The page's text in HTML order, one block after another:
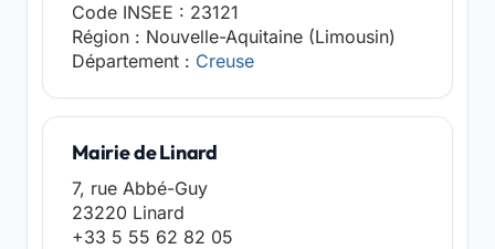
Code INSEE : 23121
Région : Nouvelle-Aquitaine (Limousin)
Département : Creuse
Mairie de Linard
7, rue Abbé-Guy
23220 Linard
+33 5 55 62 82 05